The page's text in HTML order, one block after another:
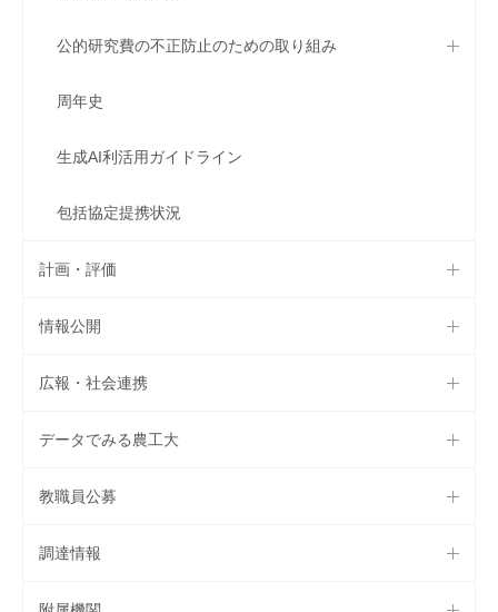
公的研究費の不正防止のための取り組み
周年史
生成AI利活用ガイドライン
包括協定提携状況
計画・評価
情報公開
広報・社会連携
データでみる農工大
教職員公募
調達情報